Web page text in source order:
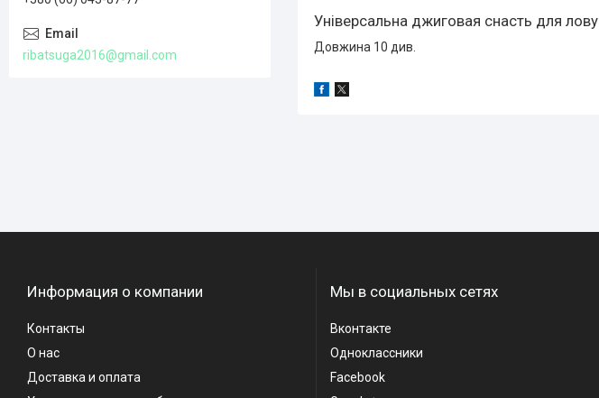
Універсальна джиговая снасть для лову
Довжина 10 див.
ribatsuga2016@gmail.com
Информация о компании
Контакты
О нас
Доставка и оплата
Мы в социальных сетях
Вконтакте
Одноклассники
Facebook